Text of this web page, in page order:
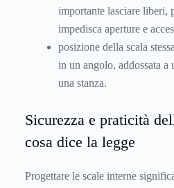
importante lasciare liberi,
impedisca aperture e
posizione della scala
in un angolo, addossata a
una stanza.
Sicurezza e praticità
cosa dice la legge
Progettare le scale interne